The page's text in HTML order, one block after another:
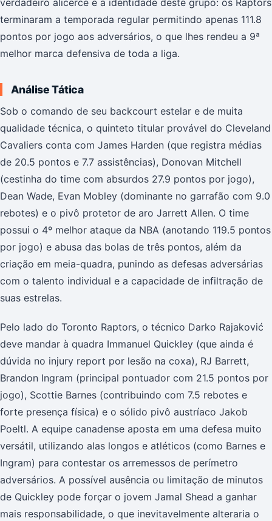
verdadeiro alicerce e a identidade deste grupo: os Raptors
terminaram a temporada regular permitindo apenas 111.8
pontos por jogo aos adversários, o que lhes rendeu a 9ª
melhor marca defensiva de toda a liga.
Análise Tática
Sob o comando de seu backcourt estelar e de muita
qualidade técnica, o quinteto titular provável do Cleveland
Cavaliers conta com James Harden (que registra médias
de 20.5 pontos e 7.7 assistências), Donovan Mitchell
(cestinha do time com absurdos 27.9 pontos por jogo),
Dean Wade, Evan Mobley (dominante no garrafão com 9.0
rebotes) e o pivô protetor de aro Jarrett Allen. O time
possui o 4º melhor ataque da NBA (anotando 119.5 pontos
por jogo) e abusa das bolas de três pontos, além da
criação em meia-quadra, punindo as defesas adversárias
com o talento individual e a capacidade de infiltração de
suas estrelas.
Pelo lado do Toronto Raptors, o técnico Darko Rajaković
deve mandar à quadra Immanuel Quickley (que ainda é
dúvida no injury report por lesão na coxa), RJ Barrett,
Brandon Ingram (principal pontuador com 21.5 pontos por
jogo), Scottie Barnes (contribuindo com 7.5 rebotes e
forte presença física) e o sólido pivô austríaco Jakob
Poeltl. A equipe canadense aposta em uma defesa muito
versátil, utilizando alas longos e atléticos (como Barnes e
Ingram) para contestar os arremessos de perímetro
adversários. A possível ausência ou limitação de minutos
de Quickley pode forçar o jovem Jamal Shead a ganhar
mais responsabilidade, o que inevitavelmente alteraria o